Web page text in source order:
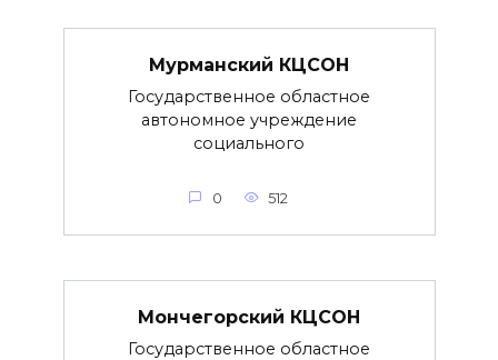
Мурманский КЦСОН
Государственное областное
автономное учреждение
социального
0 512
Мончегорский КЦСОН
Государственное областное